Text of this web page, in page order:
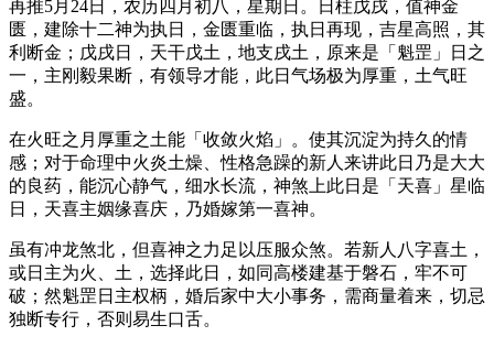
再推5月24日，农历四月初八，星期日。日柱戊戌，值神金
匮，建除十二神为执日，金匮重临，执日再现，吉星高照，其
利断金；戊戌日，天干戊土，地支戌土，原来是「魁罡」日之
一，主刚毅果断，有领导才能，此日气场极为厚重，土气旺
盛。
在火旺之月厚重之土能「收敛火焰」。使其沉淀为持久的情
感；对于命理中火炎土燥、性格急躁的新人来讲此日乃是大大
的良药，能沉心静气，细水长流，神煞上此日是「天喜」星临
日，天喜主姻缘喜庆，乃婚嫁第一喜神。
虽有冲龙煞北，但喜神之力足以压服众煞。若新人八字喜土，
或日主为火、土，选择此日，如同高楼建基于磐石，牢不可
破；然魁罡日主权柄，婚后家中大小事务，需商量着来，切忌
独断专行，否则易生口舌。